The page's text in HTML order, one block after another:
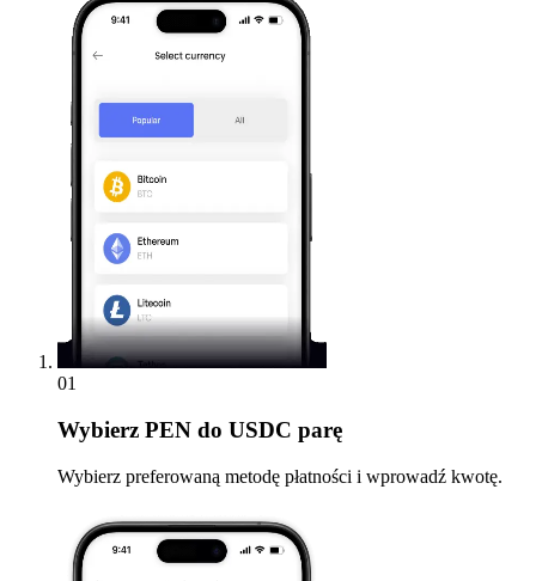
01
Wybierz PEN do USDC parę
Wybierz preferowaną metodę płatności i wprowadź kwotę.